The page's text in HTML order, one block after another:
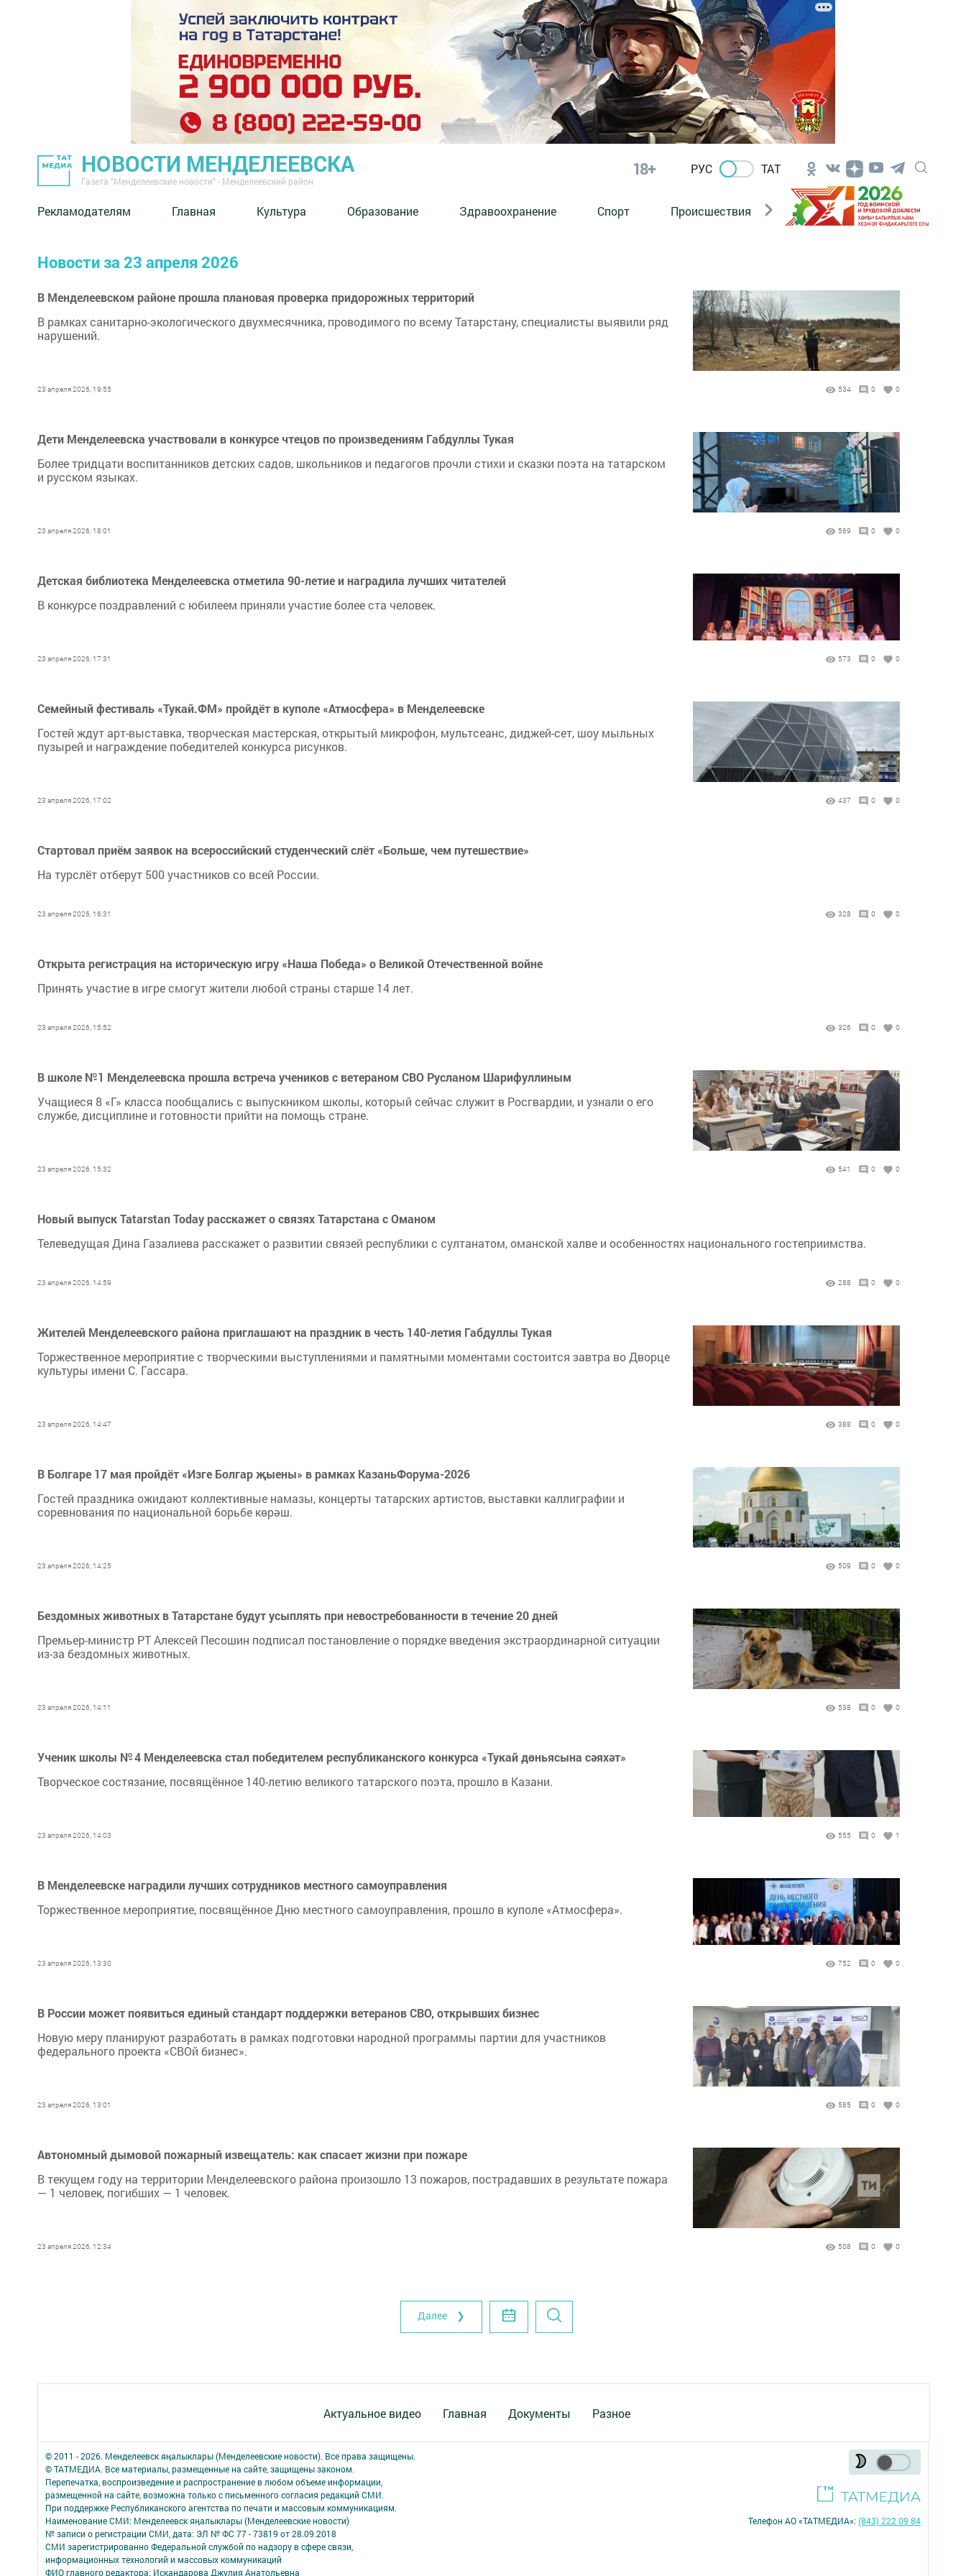
НОВОСТИ МЕНДЕЛЕЕВСКА
Газета "Менделеевские новости" - Менделеевский район
18+ РУС ТАТ
Рекламодателям Главная Культура Образование Здравоохранение Спорт Происшествия Новости Госавтоинспекции
Новости за 23 апреля 2026
В Менделеевском районе прошла плановая проверка придорожных территорий
В рамках санитарно-экологического двухмесячника, проводимого по всему Татарстану, специалисты выявили ряд
нарушений.
23 апреля 2026, 19:55 534 0 0
Дети Менделеевска участвовали в конкурсе чтецов по произведениям Габдуллы Тукая
Более тридцати воспитанников детских садов, школьников и педагогов прочли стихи и сказки поэта на татарском
и русском языках.
23 апреля 2026, 18:01 569 0 0
Детская библиотека Менделеевска отметила 90-летие и наградила лучших читателей
В конкурсе поздравлений с юбилеем приняли участие более ста человек.
23 апреля 2026, 17:31 573 0 0
Семейный фестиваль «Тукай.ФМ» пройдёт в куполе «Атмосфера» в Менделеевске
Гостей ждут арт-выставка, творческая мастерская, открытый микрофон, мультсеанс, диджей-сет, шоу мыльных
пузырей и награждение победителей конкурса рисунков.
23 апреля 2026, 17:02 437 0 0
Стартовал приём заявок на всероссийский студенческий слёт «Больше, чем путешествие»
На турслёт отберут 500 участников со всей России.
23 апреля 2026, 16:31 328 0 0
Открыта регистрация на историческую игру «Наша Победа» о Великой Отечественной войне
Принять участие в игре смогут жители любой страны старше 14 лет.
23 апреля 2026, 15:52 326 0 0
В школе №1 Менделеевска прошла встреча учеников с ветераном СВО Русланом Шарифуллиным
Учащиеся 8 «Г» класса пообщались с выпускником школы, который сейчас служит в Росгвардии, и узнали о его
службе, дисциплине и готовности прийти на помощь стране.
23 апреля 2026, 15:32 541 0 0
Новый выпуск Tatarstan Today расскажет о связях Татарстана с Оманом
Телеведущая Дина Газалиева расскажет о развитии связей республики с султанатом, оманской халве и особенностях национального гостеприимства.
23 апреля 2026, 14:59 288 0 0
Жителей Менделеевского района приглашают на праздник в честь 140-летия Габдуллы Тукая
Торжественное мероприятие с творческими выступлениями и памятными моментами состоится завтра во Дворце
культуры имени С. Гассара.
23 апреля 2026, 14:47 388 0 0
В Болгаре 17 мая пройдёт «Изге Болгар җыены» в рамках КазаньФорума-2026
Гостей праздника ожидают коллективные намазы, концерты татарских артистов, выставки каллиграфии и
соревнования по национальной борьбе көрәш.
23 апреля 2026, 14:25 509 0 0
Бездомных животных в Татарстане будут усыплять при невостребованности в течение 20 дней
Премьер-министр РТ Алексей Песошин подписал постановление о порядке введения экстраординарной ситуации
из-за бездомных животных.
23 апреля 2026, 14:11 538 0 0
Ученик школы № 4 Менделеевска стал победителем республиканского конкурса «Тукай дөньясына сәяхәт»
Творческое состязание, посвящённое 140-летию великого татарского поэта, прошло в Казани.
23 апреля 2026, 14:03 555 0 1
В Менделеевске наградили лучших сотрудников местного самоуправления
Торжественное мероприятие, посвящённое Дню местного самоуправления, прошло в куполе «Атмосфера».
23 апреля 2026, 13:30 752 0 0
В России может появиться единый стандарт поддержки ветеранов СВО, открывших бизнес
Новую меру планируют разработать в рамках подготовки народной программы партии для участников
федерального проекта «СВОй бизнес».
23 апреля 2026, 13:01 585 0 0
Автономный дымовой пожарный извещатель: как спасает жизни при пожаре
В текущем году на территории Менделеевского района произошло 13 пожаров, пострадавших в результате пожара
— 1 человек, погибших — 1 человек.
23 апреля 2026, 12:34 508 0 0
Далее ❯
Актуальное видео Главная Документы Разное
© 2011 - 2026. Менделеевск яӊалыклары (Менделеевские новости). Все права защищены.
© ТАТМЕДИА. Все материалы, размещенные на сайте, защищены законом.
Перепечатка, воспроизведение и распространение в любом объеме информации,
размещенной на сайте, возможна только с письменного согласия редакций СМИ.
При поддержке Республиканского агентства по печати и массовым коммуникациям.
Наименование СМИ: Менделеевск яӊалыклары (Менделеевские новости)
№ записи о регистрации СМИ, дата: ЭЛ № ФС 77 - 73819 от 28.09.2018
СМИ зарегистрированно Федеральной службой по надзору в сфере связи,
информационных технологий и массовых коммуникаций
ФИО главного редактора: Искандарова Джулия Анатольевна
Телефон АО «ТАТМЕДИА»:(843) 222 09 84